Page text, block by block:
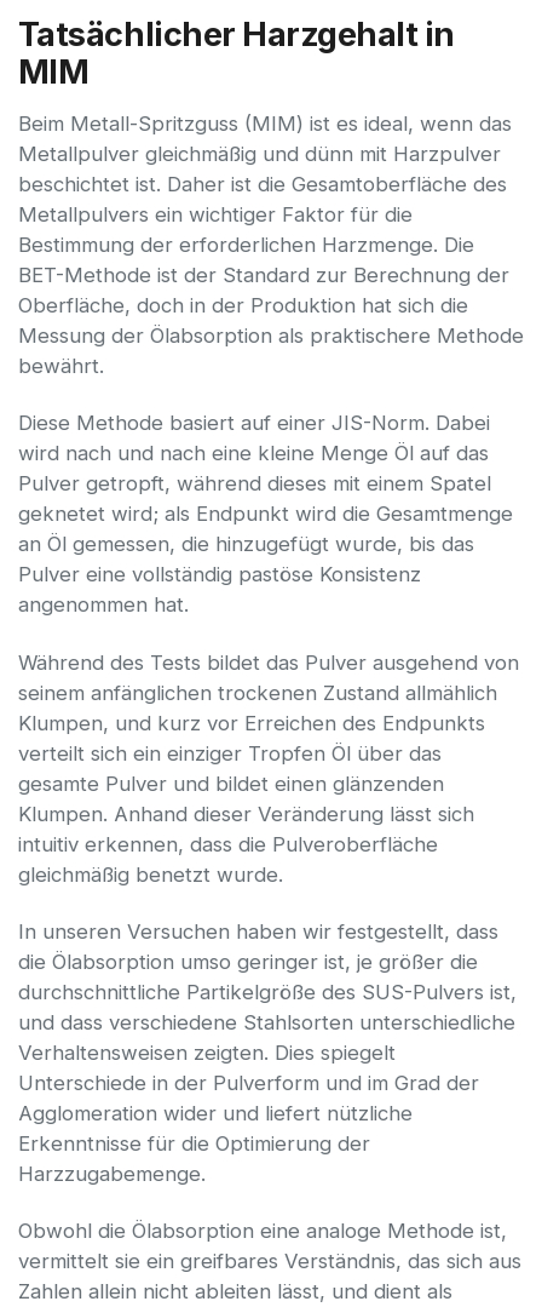
Tatsächlicher Harzgehalt in
MIM
Beim Metall-Spritzguss (MIM) ist es ideal, wenn das
Metallpulver gleichmäßig und dünn mit Harzpulver
beschichtet ist. Daher ist die Gesamtoberfläche des
Metallpulvers ein wichtiger Faktor für die
Bestimmung der erforderlichen Harzmenge. Die
BET-Methode ist der Standard zur Berechnung der
Oberfläche, doch in der Produktion hat sich die
Messung der Ölabsorption als praktischere Methode
bewährt.
Diese Methode basiert auf einer JIS-Norm. Dabei
wird nach und nach eine kleine Menge Öl auf das
Pulver getropft, während dieses mit einem Spatel
geknetet wird; als Endpunkt wird die Gesamtmenge
an Öl gemessen, die hinzugefügt wurde, bis das
Pulver eine vollständig pastöse Konsistenz
angenommen hat.
Während des Tests bildet das Pulver ausgehend von
seinem anfänglichen trockenen Zustand allmählich
Klumpen, und kurz vor Erreichen des Endpunkts
verteilt sich ein einziger Tropfen Öl über das
gesamte Pulver und bildet einen glänzenden
Klumpen. Anhand dieser Veränderung lässt sich
intuitiv erkennen, dass die Pulveroberfläche
gleichmäßig benetzt wurde.
In unseren Versuchen haben wir festgestellt, dass
die Ölabsorption umso geringer ist, je größer die
durchschnittliche Partikelgröße des SUS-Pulvers ist,
und dass verschiedene Stahlsorten unterschiedliche
Verhaltensweisen zeigten. Dies spiegelt
Unterschiede in der Pulverform und im Grad der
Agglomeration wider und liefert nützliche
Erkenntnisse für die Optimierung der
Harzzugabemenge.
Obwohl die Ölabsorption eine analoge Methode ist,
vermittelt sie ein greifbares Verständnis, das sich aus
Zahlen allein nicht ableiten lässt, und dient als